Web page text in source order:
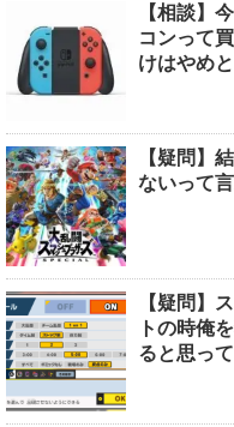
【相談】
コンって
けはやめ
【疑問】
ないって
【疑問】
トの時俺
ると思っ